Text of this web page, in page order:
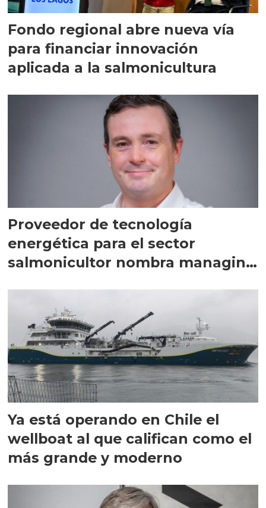
Fondo regional abre nueva vía
para financiar innovación
aplicada a la salmonicultura
Proveedor de tecnología
energética para el sector
salmonicultor nombra managing
Ya está operando en Chile el
wellboat al que califican como el
más grande y moderno